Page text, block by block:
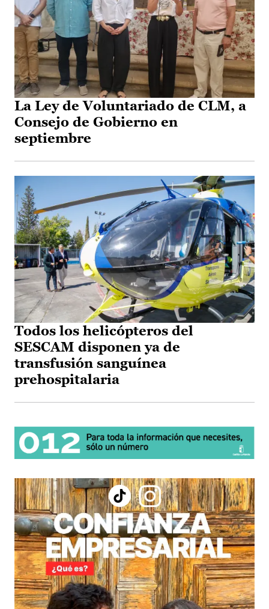
La Ley de Voluntariado de CLM, a
Consejo de Gobierno en
septiembre
Todos los helicópteros del
SESCAM disponen ya de
transfusión sanguínea
prehospitalaria